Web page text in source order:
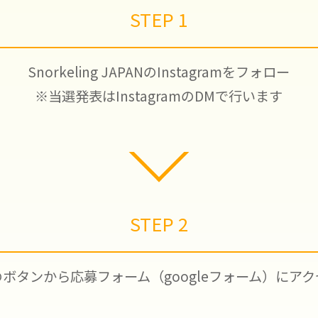
STEP 1
Snorkeling JAPANのInstagramをフォロー
※当選発表はInstagramのDMで行います
STEP 2
タンから応募フォーム（googleフォーム）にア